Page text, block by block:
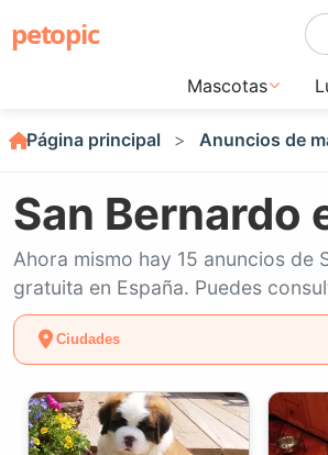
petopic
Mascotas
Página principal Anuncios de
San Bernardo
Ahora mismo hay 15 anuncios de
gratuita en España. Puedes
Ciudades